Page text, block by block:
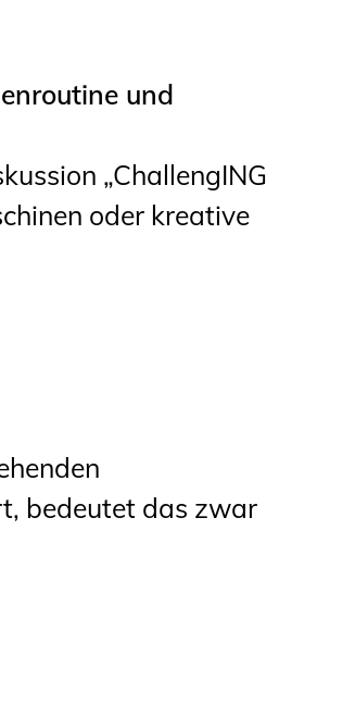
und
„ChallengING
oder kreative
bedeutet das zwar